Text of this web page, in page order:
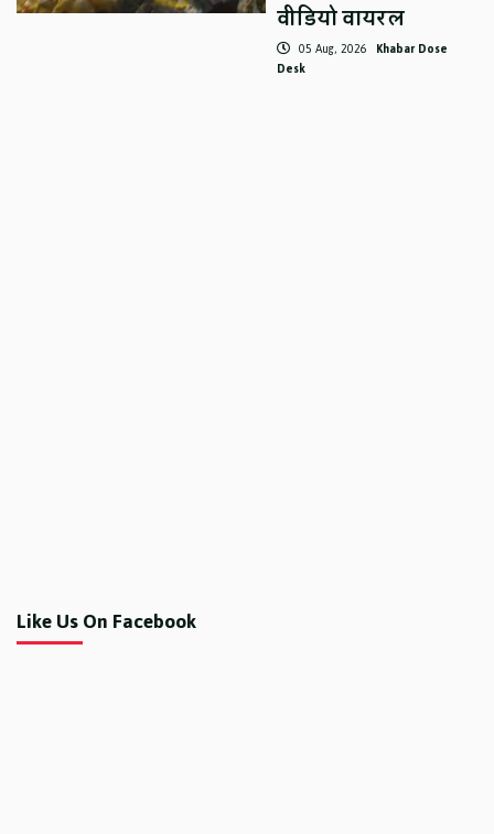
वीडियो वायरल
05 Aug, 2026 Khabar Dose
Desk
Like Us On Facebook